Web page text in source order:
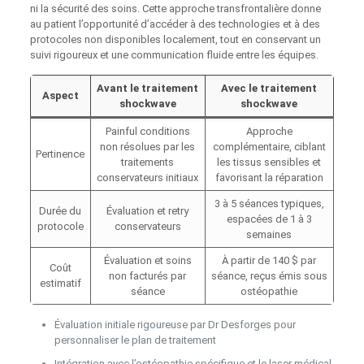
ni la sécurité des soins. Cette approche transfrontalière donne
au patient l’opportunité d’accéder à des technologies et à des
protocoles non disponibles localement, tout en conservant un
suivi rigoureux et une communication fluide entre les équipes.
Aspect
Avant le traitement
shockwave
Avec le traitement
shockwave
Pertinence
Painful conditions
non résolues par les
traitements
conservateurs initiaux
Approche
complémentaire, ciblant
les tissus sensibles et
favorisant la réparation
Durée du
protocole
Évaluation et retry
conservateurs
3 à 5 séances typiques,
espacées de 1 à 3
semaines
Coût
estimatif
Évaluation et soins
non facturés par
séance
À partir de 140 $ par
séance, reçus émis sous
ostéopathie
Évaluation initiale rigoureuse par Dr Desforges pour
personnaliser le plan de traitement